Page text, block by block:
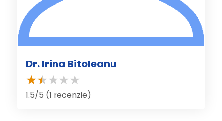
Dr. Irina Bitoleanu
1.5/5 (1 recenzie)